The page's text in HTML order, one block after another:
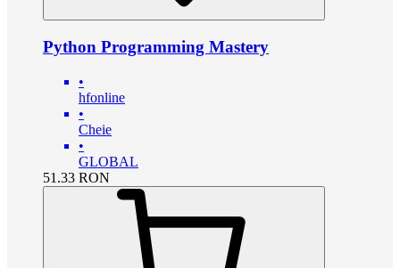
Python Programming Mastery
•
hfonline
•
Cheie
•
GLOBAL
51.33 RON